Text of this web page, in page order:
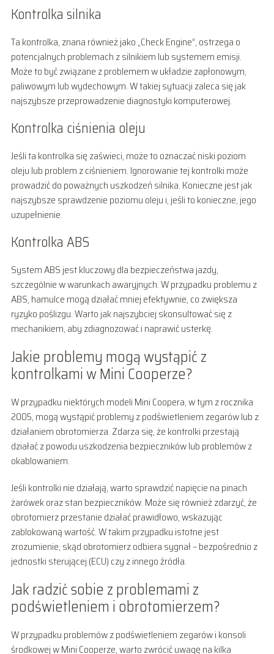
Kontrolka silnika
Ta kontrolka, znana również jako „Check Engine”, ostrzega o
potencjalnych problemach z silnikiem lub systemem emisji.
Może to być związane z problemem w układzie zapłonowym,
paliwowym lub wydechowym. W takiej sytuacji zaleca się jak
najszybsze przeprowadzenie diagnostyki komputerowej.
Kontrolka ciśnienia oleju
Jeśli ta kontrolka się zaświeci, może to oznaczać niski poziom
oleju lub problem z ciśnieniem. Ignorowanie tej kontrolki może
prowadzić do poważnych uszkodzeń silnika. Konieczne jest jak
najszybsze sprawdzenie poziomu oleju i, jeśli to konieczne, jego
uzupełnienie.
Kontrolka ABS
System ABS jest kluczowy dla bezpieczeństwa jazdy,
szczególnie w warunkach awaryjnych. W przypadku problemu z
ABS, hamulce mogą działać mniej efektywnie, co zwiększa
ryzyko poślizgu. Warto jak najszybciej skonsultować się z
mechanikiem, aby zdiagnozować i naprawić usterkę.
Jakie problemy mogą wystąpić z
kontrolkami w Mini Cooperze?
W przypadku niektórych modeli Mini Coopera, w tym z rocznika
2005, mogą wystąpić problemy z podświetleniem zegarów lub z
działaniem obrotomierza. Zdarza się, że kontrolki przestają
działać z powodu uszkodzenia bezpieczników lub problemów z
okablowaniem.
Jeśli kontrolki nie działają, warto sprawdzić napięcie na pinach
żarówek oraz stan bezpieczników. Może się również zdarzyć, że
obrotomierz przestanie działać prawidłowo, wskazując
zablokowaną wartość. W takim przypadku istotne jest
zrozumienie, skąd obrotomierz odbiera sygnał – bezpośrednio z
jednostki sterującej (ECU) czy z innego źródła.
Jak radzić sobie z problemami z
podświetleniem i obrotomierzem?
W przypadku problemów z podświetleniem zegarów i konsoli
środkowej w Mini Cooperze, warto zwrócić uwagę na kilka